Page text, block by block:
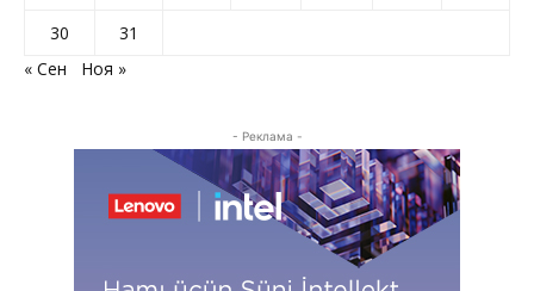
30
31
« Сен
Ноя »
- Реклама -